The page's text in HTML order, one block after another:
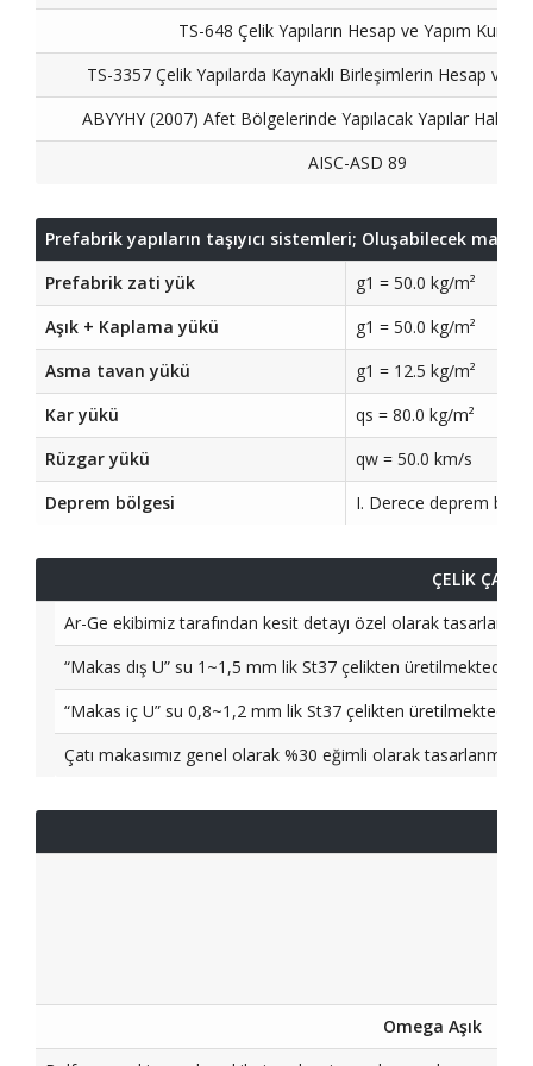
TS-648 Çelik Yapıların Hesap ve Yapım
TS-3357 Çelik Yapılarda Kaynaklı Birleşimlerin Hesap ve
ABYYHY (2007) Afet Bölgelerinde Yapılacak Yapılar
AISC-ASD 89
Prefabrik yapıların taşıyıcı sistemleri; Oluşabilecek
Prefabrik zati yük
g1 = 50.0 kg/m²
Aşık + Kaplama yükü
g1 = 50.0 kg/m²
Asma tavan yükü
g1 = 12.5 kg/m²
Kar yükü
qs = 80.0 kg/m²
Rüzgar yükü
qw = 50.0 km/s
Deprem bölgesi
I. Derece deprem
ÇELİK ÇATI
Ar-Ge ekibimiz tarafından kesit detayı özel olarak tasarlanan
“Makas dış U” su 1~1,5 mm lik St37 çelikten üretilmektedir.
“Makas iç U” su 0,8~1,2 mm lik St37 çelikten üretilmektedir.
Çatı makasımız genel olarak %30 eğimli olarak
Omega Aşık